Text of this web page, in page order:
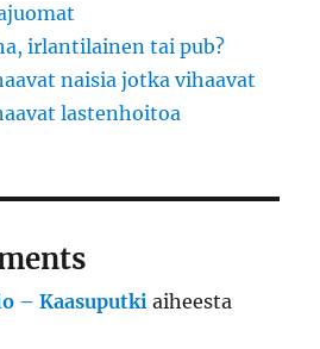
irlantilainen tai pub?
naisia jotka vihaavat
lastenhoitoa
– Kaasuputki aiheesta